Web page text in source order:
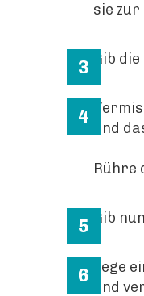
sie zur
Gib
und
Rühre
Gib
Lege
und